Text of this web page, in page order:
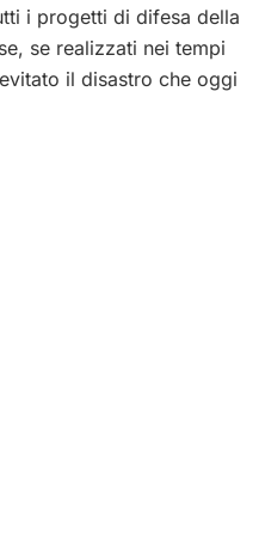
i progetti di difesa della
se realizzati nei tempi
il disastro che oggi